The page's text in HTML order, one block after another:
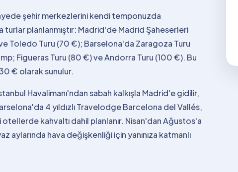
şehir merkezlerini kendi temponuzda
planlanmıştır: Madrid'de Madrid Şaheserleri
Toledo Turu (70 €); Barselona'da Zaragoza Turu
Figueras Turu (80 €) ve Andorra Turu (100 €). Bu
€ olarak sunulur.
Havalimanı'ndan sabah kalkışla Madrid'e gidilir,
4 yıldızlı Travelodge Barcelona del Vallés,
kahvaltı dahil planlanır. Nisan'dan Ağustos'a
hava değişkenliği için yanınıza katmanlı